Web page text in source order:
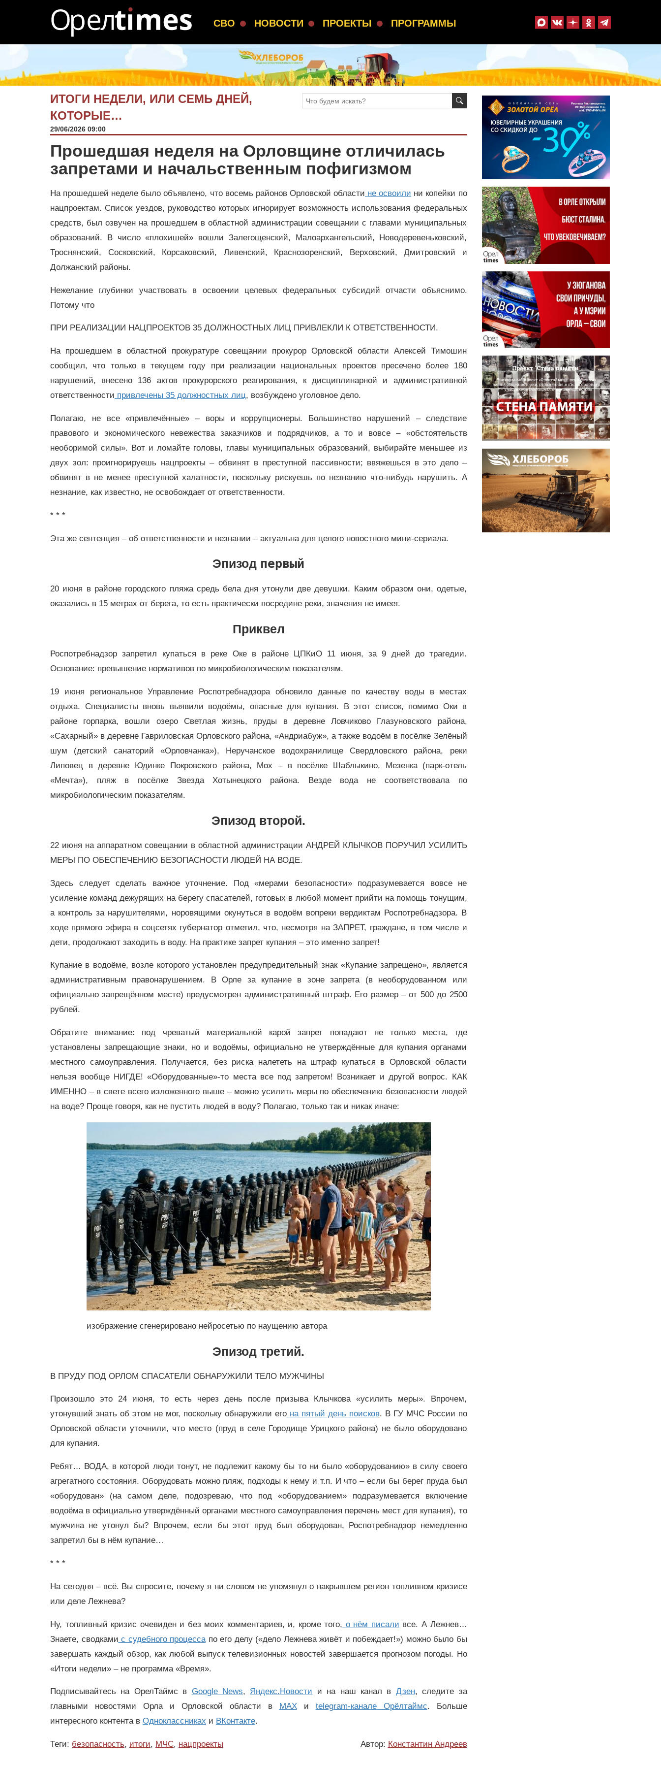
СВО НОВОСТИ ПРОЕКТЫ ПРОГРАММЫ
ИТОГИ НЕДЕЛИ, ИЛИ СЕМЬ ДНЕЙ,
КОТОРЫЕ…
29/06/2026 09:00
Прошедшая неделя на Орловщине отличилась
запретами и начальственным пофигизмом
На прошедшей неделе было объявлено, что восемь районов Орловской области не освоили ни копейки по
нацпроектам. Список уездов, руководство которых игнорирует возможность использования федеральных
средств, был озвучен на прошедшем в областной администрации совещании с главами муниципальных
образований. В число «плохишей» вошли Залегощенский, Малоархангельский, Новодеревеньковский,
Троснянский, Сосковский, Корсаковский, Ливенский, Краснозоренский, Верховский, Дмитровский и
Должанский районы.
Нежелание глубинки участвовать в освоении целевых федеральных субсидий отчасти объяснимо.
Потому что
ПРИ РЕАЛИЗАЦИИ НАЦПРОЕКТОВ 35 ДОЛЖНОСТНЫХ ЛИЦ ПРИВЛЕКЛИ К ОТВЕТСТВЕННОСТИ.
На прошедшем в областной прокуратуре совещании прокурор Орловской области Алексей Тимошин
сообщил, что только в текущем году при реализации национальных проектов пресечено более 180
нарушений, внесено 136 актов прокурорского реагирования, к дисциплинарной и административной
ответственности привлечены 35 должностных лиц, возбуждено уголовное дело.
Полагаю, не все «привлечённые» – воры и коррупционеры. Большинство нарушений – следствие
правового и экономического невежества заказчиков и подрядчиков, а то и вовсе – «обстоятельств
необоримой силы». Вот и ломайте головы, главы муниципальных образований, выбирайте меньшее из
двух зол: проигнорируешь нацпроекты – обвинят в преступной пассивности; ввяжешься в это дело –
обвинят в не менее преступной халатности, поскольку рискуешь по незнанию что-нибудь нарушить. А
незнание, как известно, не освобождает от ответственности.
* * *
Эта же сентенция – об ответственности и незнании – актуальна для целого новостного мини-сериала.
Эпизод первый
20 июня в районе городского пляжа средь бела дня утонули две девушки. Каким образом они, одетые,
оказались в 15 метрах от берега, то есть практически посредине реки, значения не имеет.
Приквел
Роспотребнадзор запретил купаться в реке Оке в районе ЦПКиО 11 июня, за 9 дней до трагедии.
Основание: превышение нормативов по микробиологическим показателям.
19 июня региональное Управление Роспотребнадзора обновило данные по качеству воды в местах
отдыха. Специалисты вновь выявили водоёмы, опасные для купания. В этот список, помимо Оки в
районе горпарка, вошли озеро Светлая жизнь, пруды в деревне Ловчиково Глазуновского района,
«Сахарный» в деревне Гавриловская Орловского района, «Андриабуж», а также водоём в посёлке Зелёный
шум (детский санаторий «Орловчанка»), Неручанское водохранилище Свердловского района, реки
Липовец в деревне Юдинке Покровского района, Мох – в посёлке Шаблыкино, Мезенка (парк-отель
«Мечта»), пляж в посёлке Звезда Хотынецкого района. Везде вода не соответствовала по
микробиологическим показателям.
Эпизод второй.
22 июня на аппаратном совещании в областной администрации АНДРЕЙ КЛЫЧКОВ ПОРУЧИЛ УСИЛИТЬ
МЕРЫ ПО ОБЕСПЕЧЕНИЮ БЕЗОПАСНОСТИ ЛЮДЕЙ НА ВОДЕ.
Здесь следует сделать важное уточнение. Под «мерами безопасности» подразумевается вовсе не
усиление команд дежурящих на берегу спасателей, готовых в любой момент прийти на помощь тонущим,
а контроль за нарушителями, норовящими окунуться в водоём вопреки вердиктам Роспотребнадзора. В
ходе прямого эфира в соцсетях губернатор отметил, что, несмотря на ЗАПРЕТ, граждане, в том числе и
дети, продолжают заходить в воду. На практике запрет купания – это именно запрет!
Купание в водоёме, возле которого установлен предупредительный знак «Купание запрещено», является
административным правонарушением. В Орле за купание в зоне запрета (в необорудованном или
официально запрещённом месте) предусмотрен административный штраф. Его размер – от 500 до 2500
рублей.
Обратите внимание: под чреватый материальной карой запрет попадают не только места, где
установлены запрещающие знаки, но и водоёмы, официально не утверждённые для купания органами
местного самоуправления. Получается, без риска налететь на штраф купаться в Орловской области
нельзя вообще НИГДЕ! «Оборудованные»-то места все под запретом! Возникает и другой вопрос. КАК
ИМЕННО – в свете всего изложенного выше – можно усилить меры по обеспечению безопасности людей
на воде? Проще говоря, как не пустить людей в воду? Полагаю, только так и никак иначе:
изображение сгенерировано нейросетью по наущению автора
Эпизод третий.
В ПРУДУ ПОД ОРЛОМ СПАСАТЕЛИ ОБНАРУЖИЛИ ТЕЛО МУЖЧИНЫ
Произошло это 24 июня, то есть через день после призыва Клычкова «усилить меры». Впрочем,
утонувший знать об этом не мог, поскольку обнаружили его на пятый день поисков. В ГУ МЧС России по
Орловской области уточнили, что место (пруд в селе Городище Урицкого района) не было оборудовано
для купания.
Ребят… ВОДА, в которой люди тонут, не подлежит какому бы то ни было «оборудованию» в силу своего
агрегатного состояния. Оборудовать можно пляж, подходы к нему и т.п. И что – если бы берег пруда был
«оборудован» (на самом деле, подозреваю, что под «оборудованием» подразумевается включение
водоёма в официально утверждённый органами местного самоуправления перечень мест для купания), то
мужчина не утонул бы? Впрочем, если бы этот пруд был оборудован, Роспотребнадзор немедленно
запретил бы в нём купание…
* * *
На сегодня – всё. Вы спросите, почему я ни словом не упомянул о накрывшем регион топливном кризисе
или деле Лежнева?
Ну, топливный кризис очевиден и без моих комментариев, и, кроме того, о нём писали все. А Лежнев…
Знаете, сводками с судебного процесса по его делу («дело Лежнева живёт и побеждает!») можно было бы
завершать каждый обзор, как любой выпуск телевизионных новостей завершается прогнозом погоды. Но
«Итоги недели» – не программа «Время».
Подписывайтесь на ОрелТаймс в Google News, Яндекс.Новости и на наш канал в Дзен, следите за
главными новостями Орла и Орловской области в
MAXи telegram-канале Орёлтаймс. Больше
интересного контента в Одноклассниках и ВКонтакте.
Теги: безопасность, итоги, МЧС, нацпроекты Автор: Константин Андреев